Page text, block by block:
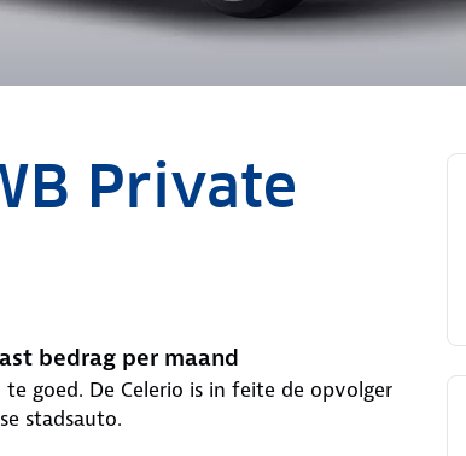
Private
bedrag per maand
goed. De Celerio is in feite de opvolger
stadsauto.